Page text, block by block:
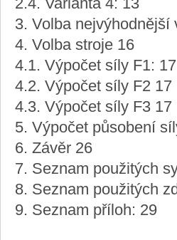
2.4. Varianta 4: 13
3. Volba nejvýhodnější
4. Volba stroje 16
4.1. Výpočet síly F1: 17
4.2. Výpočet síly F2 17
4.3. Výpočet síly F3 17
5. Výpočet působení
6. Závěr 26
7. Seznam použitých
8. Seznam použitých
9. Seznam příloh: 29